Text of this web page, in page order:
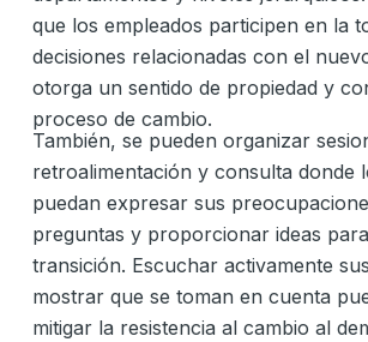
que los empleados participen en la
decisiones relacionadas con el
otorga un sentido de propiedad y
proceso de cambio.
También, se pueden organizar
retroalimentación y consulta donde
puedan expresar sus
preguntas y proporcionar ideas
transición. Escuchar activamente
mostrar que se toman en cuenta
mitigar la resistencia al cambio al